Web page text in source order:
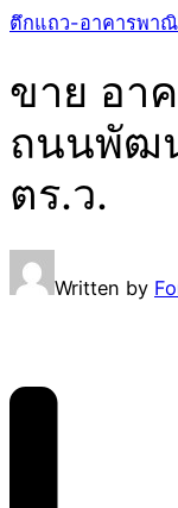
ตึกแถว-อาคารพา
ขาย อา
ถนนพัฒ
ตร.ว.
Written by